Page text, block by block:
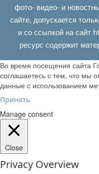
фото- видео- и
сайте, допускается
и со ссылкой на сайт
ресурс содержит
Во время посещения сайта
соглашаетесь с тем, что мы
данные с использованием
Принять
Manage consent
Close
Privacy Overview